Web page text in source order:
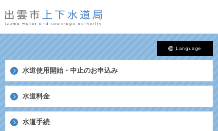
Language
水道使用開始・中止のお申込み
水道料金
水道手続